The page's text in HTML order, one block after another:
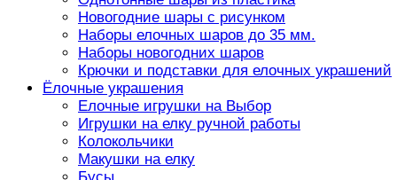
Новогодние шары с рисунком
Наборы елочных шаров до 35 мм.
Наборы новогодних шаров
Крючки и подставки для елочных украшений
Ёлочные украшения
Елочные игрушки на Выбор
Игрушки на елку ручной работы
Колокольчики
Макушки на елку